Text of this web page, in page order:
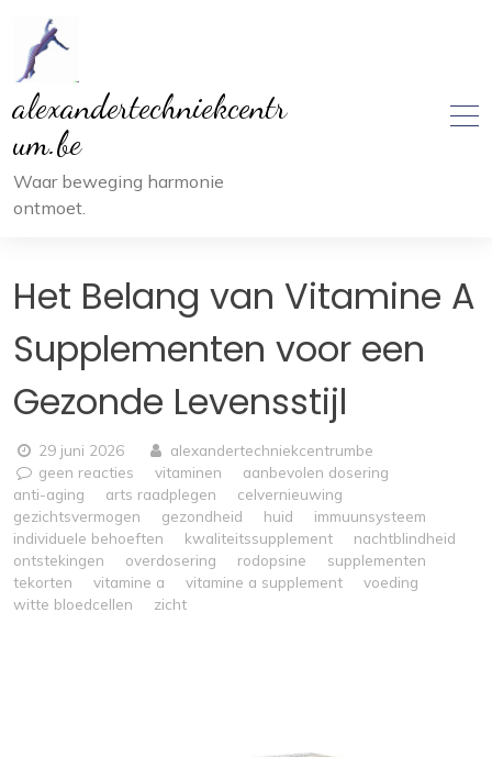
inhoud
alexandertechniekcentr
um.be
Waar beweging harmonie
ontmoet.
Het Belang van Vitamine A
Supplementen voor een
Gezonde Levensstijl
29 juni 2026
alexandertechniekcentrumbe
geen reacties
vitaminen
aanbevolen dosering
anti-aging
arts raadplegen
celvernieuwing
gezichtsvermogen
gezondheid huid
immuunsysteem
individuele behoeften
kwaliteitssupplement
nachtblindheid
ontstekingen
overdosering rodopsine
supplementen
tekorten
vitamine a vitamine a supplement
voeding
witte bloedcellen
zicht